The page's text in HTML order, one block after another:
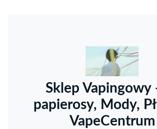
Sklep Vapingowy
papierosy, Mody,
VapeCentrum